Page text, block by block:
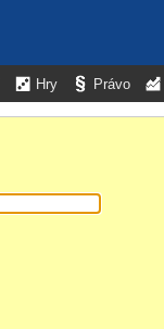
Hry Právo